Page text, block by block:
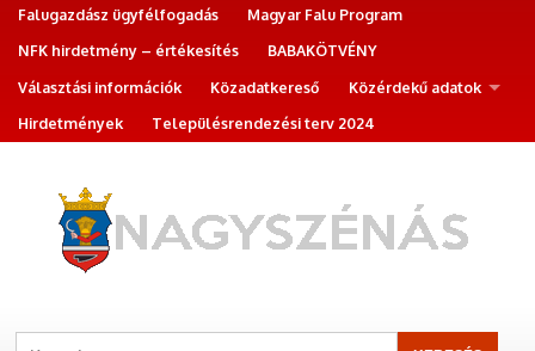
Falugazdász ügyfélfogadás
Magyar Falu Program
NFK hirdetmény – értékesítés
BABAKÖTVÉNY
Választási információk
Közadatkereső
Közérdekű adatok
Hirdetmények
Településrendezési terv 2024